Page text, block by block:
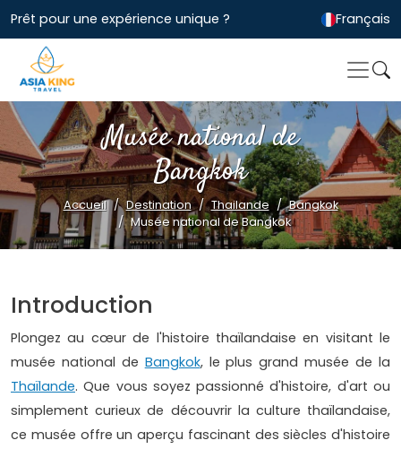
Prêt pour une expérience unique ? Français
Musée national de
Bangkok
Accueil Destination Thailande
Bangkok
Musée national de Bangkok
Introduction
Plongez au cœur de l'histoire thaïlandaise en visitant le
musée national de Bangkok, le plus grand musée de la
Thaïlande. Que vous soyez passionné d'histoire, d'art ou
simplement curieux de découvrir la culture thaïlandaise,
ce musée offre un aperçu fascinant des siècles d'histoire